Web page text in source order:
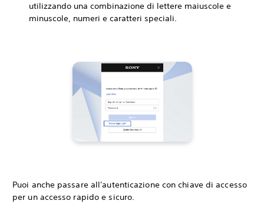
utilizzando una combinazione di lettere maiuscole e
minuscole, numeri e caratteri speciali.
Puoi anche passare all'autenticazione con chiave di accesso
per un accesso rapido e sicuro.